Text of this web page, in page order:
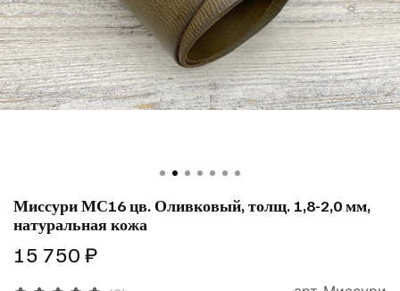
Миссури МС16 цв. Оливковый, толщ. 1,8-2,0 мм,
натуральная кожа
15 750 ₽